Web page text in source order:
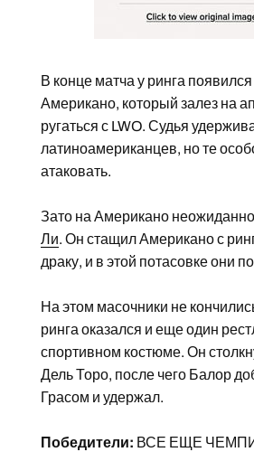
В конце матча у ринга
Американо, который залез на
ругаться с LWO. Судья
латиноамериканцев, но те
атаковать.
Зато на Американо
Ли. Он стащил Американо с
драку, и в этой потасовке они
На этом масочники не
ринга оказался и еще один
спортивном костюме. Он
Дель Торо, после чего Балор
Грасом и удержал.
Победители: ВСЕ ЕЩЕ